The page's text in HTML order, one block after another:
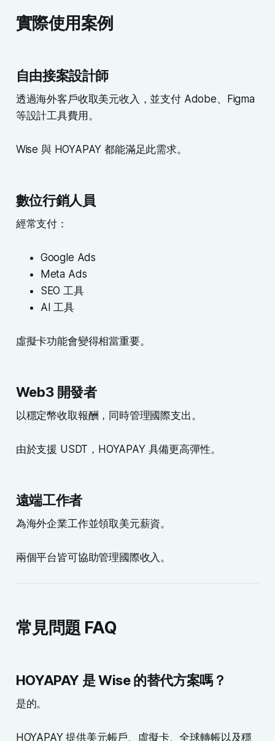
實際使用案例
自由接案設計師
透過海外客戶收取美元收入，並支付 Adobe、Figma
等設計工具費用。
Wise 與 HOYAPAY 都能滿足此需求。
數位行銷人員
經常支付：
Google Ads
Meta Ads
SEO 工具
AI 工具
虛擬卡功能會變得相當重要。
Web3 開發者
以穩定幣收取報酬，同時管理國際支出。
由於支援 USDT，HOYAPAY 具備更高彈性。
遠端工作者
為海外企業工作並領取美元薪資。
兩個平台皆可協助管理國際收入。
常見問題 FAQ
HOYAPAY 是 Wise 的替代方案嗎？
是的。
HOYAPAY 提供美元帳戶、虛擬卡、全球轉帳以及穩